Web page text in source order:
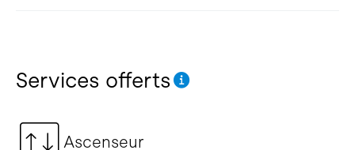
Services offerts
Ascenseur